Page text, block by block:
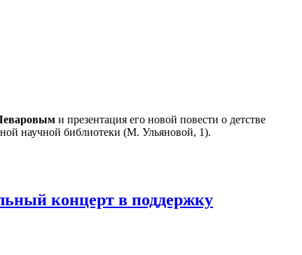
и презентация его новой повести о детстве
научной библиотеки (М. Ульяновой, 1).
концерт в поддержку